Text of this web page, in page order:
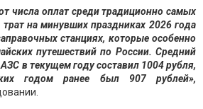
числа оплат среди традиционно самых
на минувших праздниках 2026 года
станциях, которые особенно
путешествий по России. Средний
в текущем году составил 1004 рубля,
годом ранее был 907 рублей»,